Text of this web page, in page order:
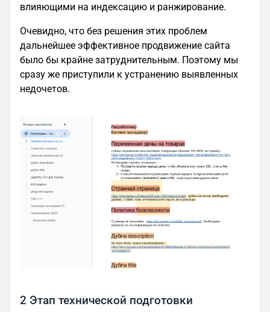
влияющими на индексацию и ранжирование.
Очевидно, что без решения этих проблем
дальнейшее эффективное продвижение сайта
было бы крайне затруднительным. Поэтому мы
сразу же приступили к устранению выявленных
недочетов.
2 Этап технической подготовки